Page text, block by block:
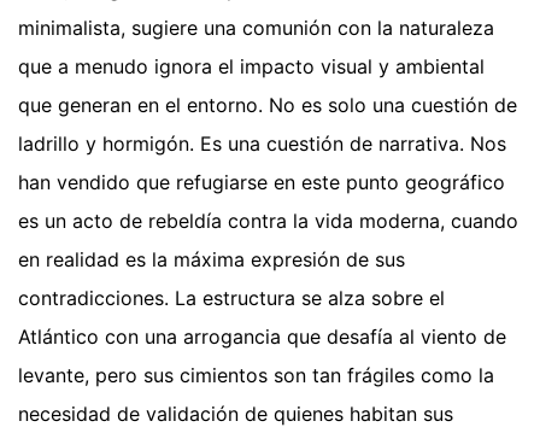
minimalista, sugiere una comunión con la naturaleza
que a menudo ignora el impacto visual y ambiental
que generan en el entorno. No es solo una cuestión de
ladrillo y hormigón. Es una cuestión de narrativa. Nos
han vendido que refugiarse en este punto geográfico
es un acto de rebeldía contra la vida moderna, cuando
en realidad es la máxima expresión de sus
contradicciones. La estructura se alza sobre el
Atlántico con una arrogancia que desafía al viento de
levante, pero sus cimientos son tan frágiles como la
necesidad de validación de quienes habitan sus